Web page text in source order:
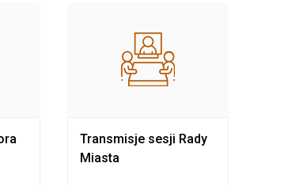
Transmisje sesji Rady
Miasta